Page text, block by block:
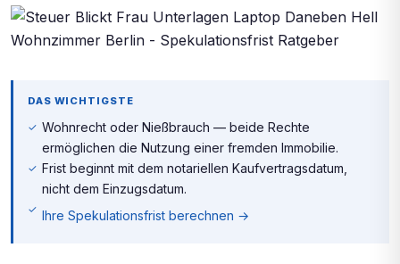
DAS WICHTIGSTE
Wohnrecht oder Nießbrauch — beide Rechte
ermöglichen die Nutzung einer fremden Immobilie.
Frist beginnt mit dem notariellen Kaufvertragsdatum,
nicht dem Einzugsdatum.
Ihre Spekulationsfrist berechnen →